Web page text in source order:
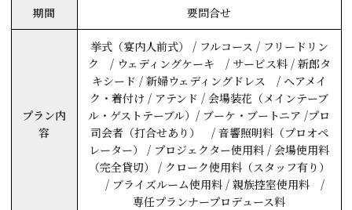
期間 要問合せ
プラン内
容
挙式（宴内人前式） / フルコース / フリードリン
ク / ウェディングケーキ / サービス料 / 新郎タ
キシード / 新婦ウェディングドレス / ヘアメイ
ク・着付け / アテンド / 会場装花（メインテーブ
ル・ゲストテーブル）/ ブーケ・ブートニア /プロ
司会者（打合せあり） / 音響照明料（プロオペ
レーター） / プロジェクター使用料 / 会場使用料
（完全貸切） / クローク使用料（スタッフ有り）
/ ブライズルーム使用料 / 親族控室使用料 /
専任プランナープロデュース料